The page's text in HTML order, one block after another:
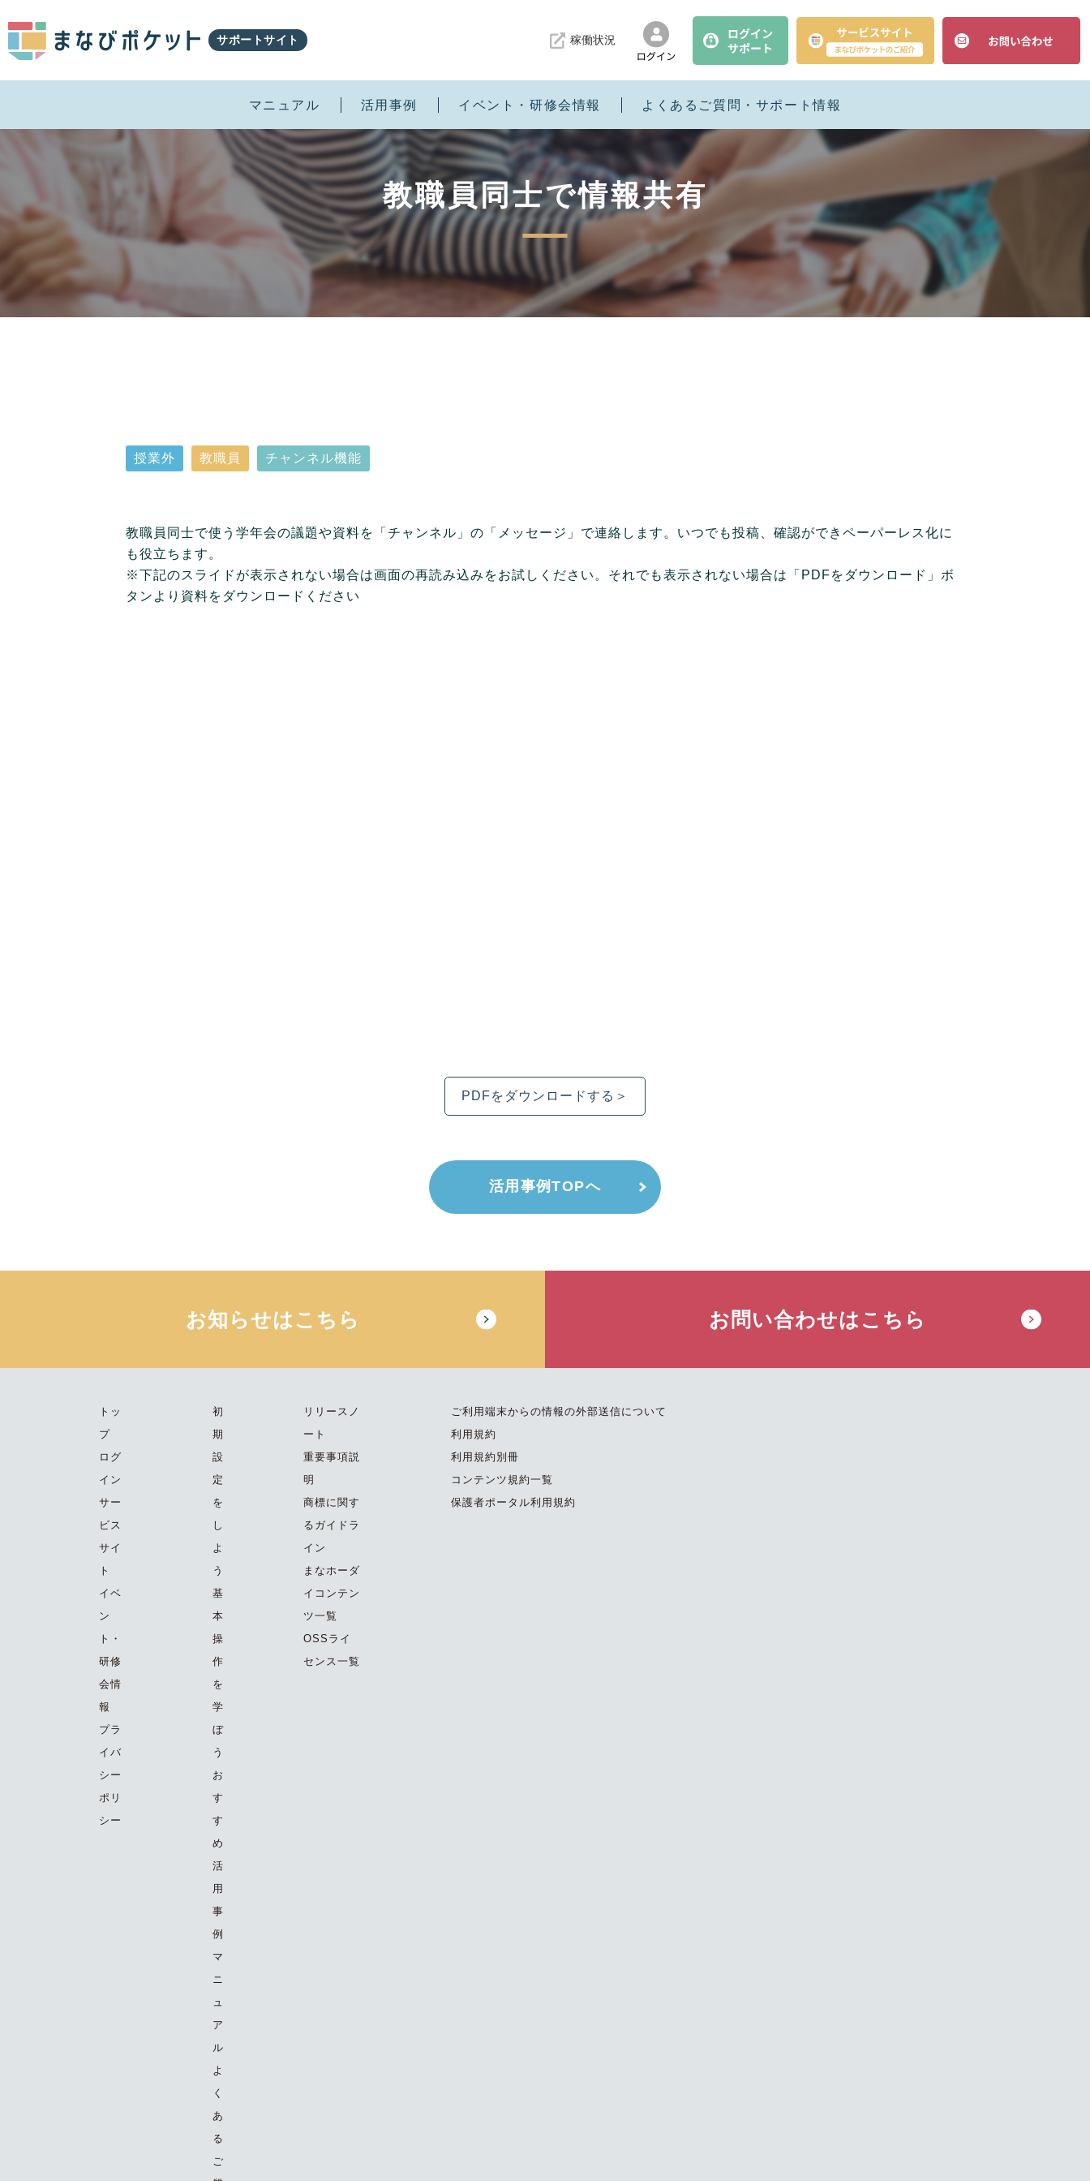
サポートサイト 稼働状況
マニュアル 活用事例 イベント・研修会情報 よくあるご質問・サポート情報
教職員同士で情報共有
授業外 教職員 チャンネル機能
教職員同士で使う学年会の議題や資料を「チャンネル」の「メッセージ」で連絡します。いつでも投稿、確認ができペーパーレス化に
も役立ちます。
※下記のスライドが表示されない場合は画面の再読み込みをお試しください。それでも表示されない場合は「PDFをダウンロード」ボ
タンより資料をダウンロードください
PDFをダウンロードする
活用事例TOPへ
お知らせはこちら お問い合わせはこちら
トッ
プ
ログ
イン
サー
ビス
サイ
ト
イベ
ン
ト・
研修
会情
報
プラ
イバ
シー
ポリ
シー
初
期
設
定
を
し
よ
う
基
本
操
作
を
学
ぼ
う
お
す
す
め
活
用
事
例
マ
ニ
ュ
ア
ル
よ
く
あ
る
ご
リリースノ
ート
重要事項説
明
商標に関す
るガイドラ
イン
まなホーダ
イコンテン
ツ一覧
OSSライ
センス一覧
ご利用端末からの情報の外部送信について
利用規約
利用規約別冊
コンテンツ規約一覧
保護者ポータル利用規約